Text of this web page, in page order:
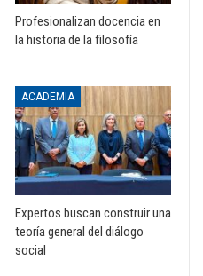
Profesionalizan docencia en
la historia de la filosofía
ACADEMIA
Expertos buscan construir una
teoría general del diálogo
social